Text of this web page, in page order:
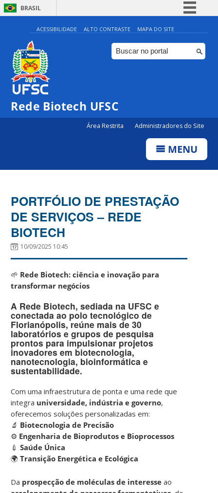
BRASIL
Simplifique!
Comunica BR
Participe
ACESSIBILIDADE ALTO CONTRASTE MAPA DO SITE
Rede Biotech UFSC
Área Restrita Administradores do Site
MENU
PORTFÓLIO DE PRESTAÇÃO
DE SERVIÇOS – REDE
BIOTECH
10/09/2025 10:45
🌱 Rede Biotech: ciência e inovação para
transformar negócios
A Rede Biotech, sediada na UFSC e
conectada ao polo tecnológico de
Florianópolis, reúne mais de30
laboratórios e grupos de pesquisa
prontos para impulsionar projetos
inovadores em biotecnologia,
nanotecnologia, bioinformática e
sustentabilidade.
Com uma infraestrutura de ponta e uma rede que
integra universidade, indústria e governo,
oferecemos soluções personalizadas em:
🔬 Biotecnologia de Precisão
⚙️ Engenharia de Bioprodutos e Bioprocessos
💉Saúde Única
🌍Transição Energética e Ecológica
Da prospecção de moléculas de interesse ao